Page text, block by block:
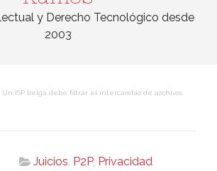
y Derecho Tecnológico desde
2003
Un ISP belga debe filtrar el intercambio de archivos
Juicios, P2P, Privacidad